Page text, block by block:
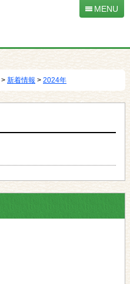
MENU
> 新着情報 > 2024年